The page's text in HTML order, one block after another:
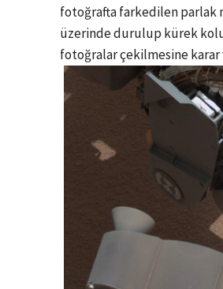
fotoğrafta farkedilen parlak
üzerinde durulup kürek
fotoğralar çekilmesine karar